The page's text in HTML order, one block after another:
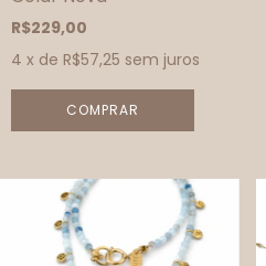
R$229,00
4 x de R$57,25 sem juros